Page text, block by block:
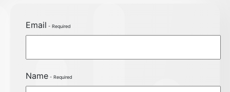
Email
Name